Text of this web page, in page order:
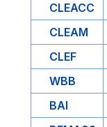
CLEACC
CLEAM
CLEF
WBB
BAI